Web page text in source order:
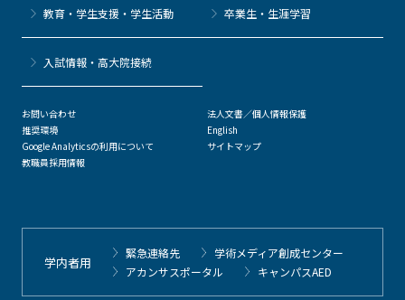
教育・学生支援・学生活動 卒業生・生涯学習
⼊試情報・高大院接続
お問い合わせ
推奨環境
Google Analyticsの利用について
教職員採用情報
法人文書／個人情報保護
English
サイトマップ
学内者用
緊急連絡先
学術メディア創成センター
アカンサスポータル
キャンパスAED